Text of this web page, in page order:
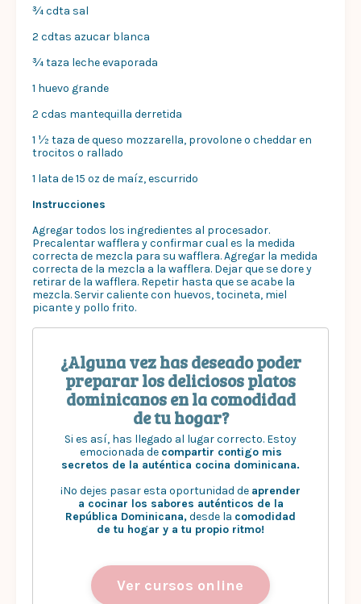
¾ cdta sal
2 cdtas azucar blanca
¾ taza leche evaporada
1 huevo grande
2 cdas mantequilla derretida
1 ½ taza de queso mozzarella, provolone o cheddar en
trocitos o rallado
1 lata de 15 oz de maíz, escurrido
Instrucciones
Agregar todos los ingredientes al procesador.
Precalentar wafflera y confirmar cual es la medida
correcta de mezcla para su wafflera. Agregar la medida
correcta de la mezcla a la wafflera. Dejar que se dore y
retirar de la wafflera. Repetir hasta que se acabe la
mezcla. Servir caliente con huevos, tocineta, miel
picante y pollo frito.
¿Alguna vez has deseado poder
preparar los deliciosos platos
dominicanos en la comodidad
de tu hogar?
Si es así, has llegado al lugar correcto. Estoy
emocionada de compartir contigo mis
secretos de la auténtica cocina dominicana.
¡No dejes pasar esta oportunidad de aprender
a cocinar los sabores auténticos de la
República Dominicana,desde la comodidad
de tu hogar y a tu propio ritmo!
Ver cursos online